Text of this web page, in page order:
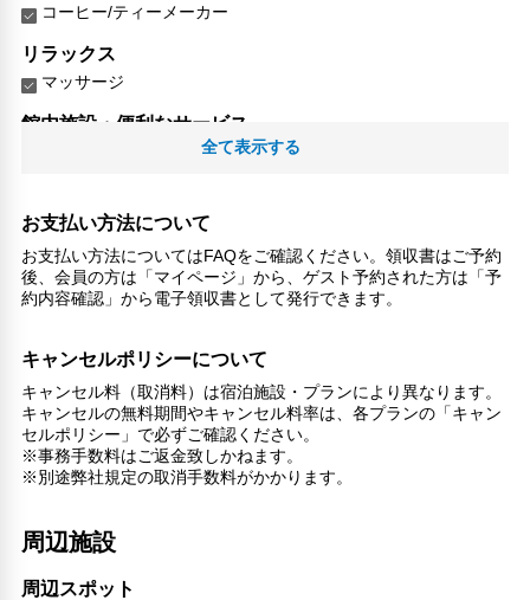
コーヒー/ティーメーカー
リラックス
マッサージ
館内施設・便利なサービス
対応言語
英語
日本語
自動販売機
電話
トイレタリー
リネン・衣類の湯洗い
ジャグジー
全て表示する
お支払い方法について
お支払い方法についてはFAQをご確認ください。領収書はご予約
後、会員の方は「マイページ」から、ゲスト予約された方は「予
約内容確認」から電子領収書として発行できます。
キャンセルポリシーについて
キャンセル料（取消料）は宿泊施設・プランにより異なります。
キャンセルの無料期間やキャンセル料率は、各プランの「キャン
セルポリシー」で必ずご確認ください。
※事務手数料はご返金致しかねます。
※別途弊社規定の取消手数料がかかります。
周辺施設
周辺スポット